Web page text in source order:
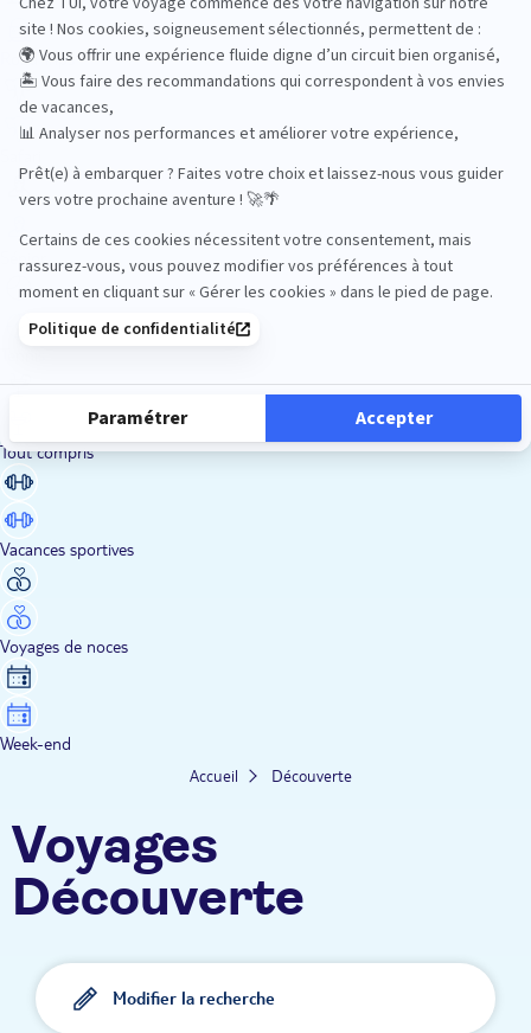
Road Trips
Sénior
Tout compris
Vacances sportives
Voyages de noces
Week-end
Accueil Découverte
Voyages
Découverte
Modifier la recherche